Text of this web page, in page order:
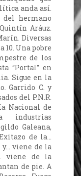
anda así.
del hermano
Aráuz.
Diversas
10. Una pobre
de los
“Portal” en
Sigue en la
Garrido C. y
del P.N.R.
Nacional de
industrias
Galeana,
de la…
y… viene de la
viene de la
de pie. A